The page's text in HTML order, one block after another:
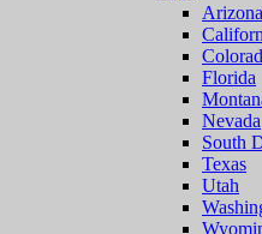
Arizona
Florida
Nevada
South
Texas
Utah